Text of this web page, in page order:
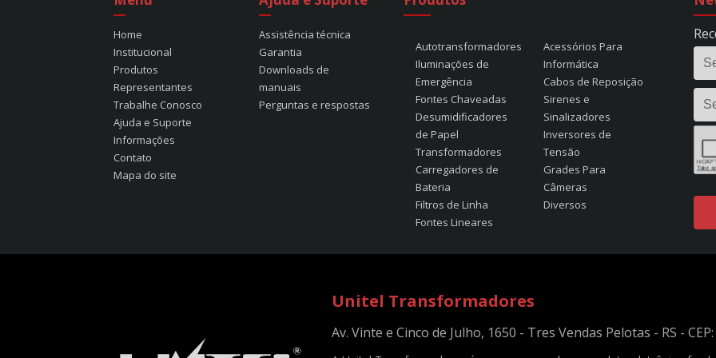
Home
Institucional
Produtos
Representantes
Trabalhe Conosco
Ajuda e Suporte
Informações
Contato
Mapa do site
Assistência técnica
Garantia
Downloads de
manuais
Perguntas e respostas
Autotransformadores
Iluminações de
Emergência
Fontes Chaveadas
Desumidificadores
de Papel
Transformadores
Carregadores de
Bateria
Filtros de Linha
Fontes Lineares
Acessórios Para
Informática
Cabos de Reposição
Sirenes e
Sinalizadores
Inversores de
Tensão
Grades Para
Câmeras
Diversos
Unitel Transformadores
Av. Vinte e Cinco de Julho, 1650 - Tres Vendas Pelotas - RS -